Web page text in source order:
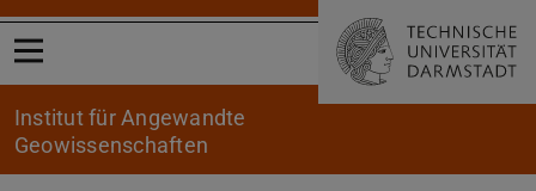
Menü öffnen
Institut für Angewandte
Geowissenschaften